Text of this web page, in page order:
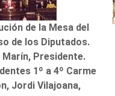
de la Mesa del
de los Diputados.
Marín, Presidente.
1º a 4º Carme
Jordi Vilajoana,